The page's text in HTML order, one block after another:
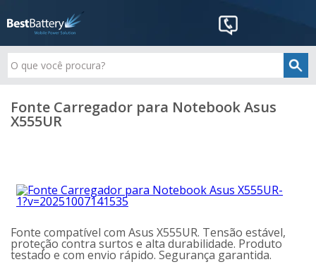
Fonte Carregador para Notebook Asus
X555UR
Fonte compatível com Asus X555UR. Tensão estável,
proteção contra surtos e alta durabilidade. Produto
testado e com envio rápido. Segurança garantida.